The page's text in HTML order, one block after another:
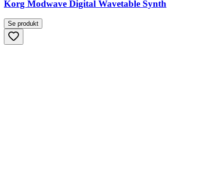
Korg Modwave Digital Wavetable Synth
Se produkt